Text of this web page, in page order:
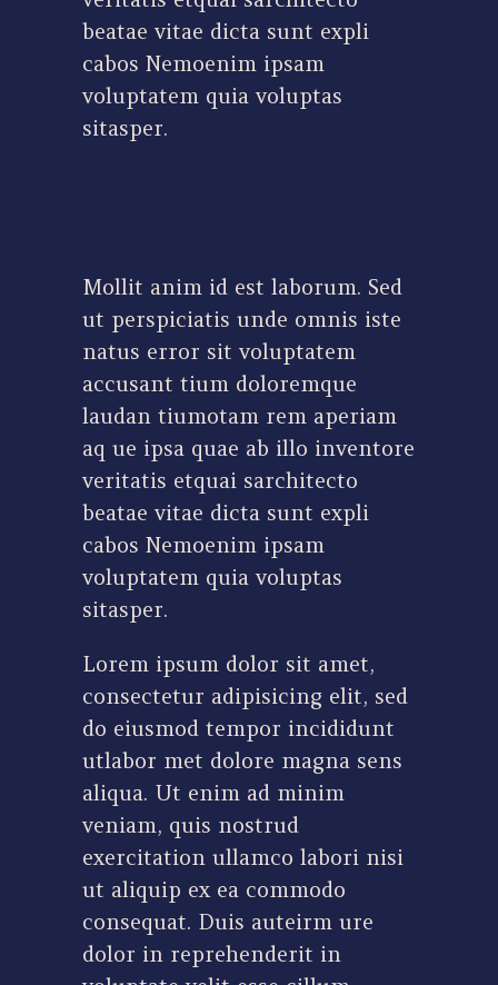
beatae vitae dicta sunt expli
cabos Nemoenim ipsam
voluptatem quia voluptas
sitasper.
Mollit anim id est laborum. Sed
ut perspiciatis unde omnis iste
natus error sit voluptatem
accusant tium doloremque
laudan tiumotam rem aperiam
aq ue ipsa quae ab illo inventore
veritatis etquai sarchitecto
beatae vitae dicta sunt expli
cabos Nemoenim ipsam
voluptatem quia voluptas
sitasper.
Lorem ipsum dolor sit amet,
consectetur adipisicing elit, sed
do eiusmod tempor incididunt
utlabor met dolore magna sens
aliqua. Ut enim ad minim
veniam, quis nostrud
exercitation ullamco labori nisi
ut aliquip ex ea commodo
consequat. Duis auteirm ure
dolor in reprehenderit in